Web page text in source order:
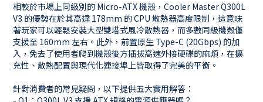
相較於市場上同級別的 Micro-ATX 機殼，Cooler Master Q300L
V3 的優勢在於其高達 178mm 的 CPU 散熱器高度限制，這意味
著玩家可以輕鬆安裝大型雙塔式風冷散熱器，而多數同級機殼僅
支援至 160mm 左右。此外，前置原生 Type-C (20Gbps) 的加
入，免去了使用者爬到機殼後方插拔高速外接硬碟的麻煩，在擴
充性、散熱配置與現代化連接埠上皆取得了完美的平衡。
針對消費者的常見疑問，以下提供五大實用解答：